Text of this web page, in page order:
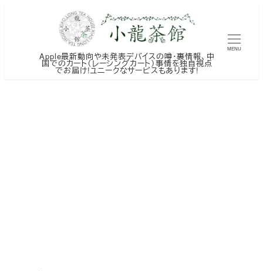
Apple最新動向や未発表デバイスの噂・裏情報、中
国でのカート（レーシングカート）事情を独自視点
でお届け!ユニークなサービスもあります!
MENU